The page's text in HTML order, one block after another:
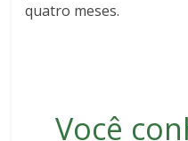
quatro meses.
Você